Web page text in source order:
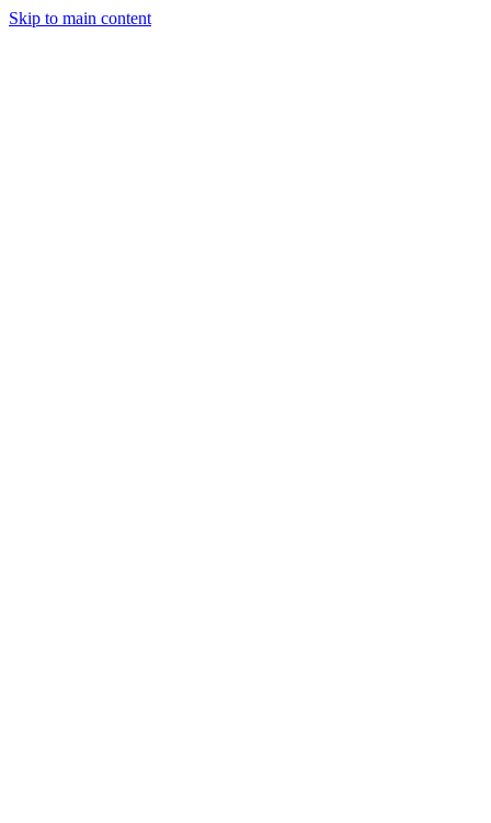
Skip to main content